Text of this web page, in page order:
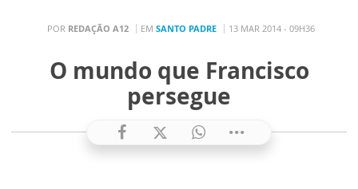
POR REDAÇÃO A12 EM SANTO PADRE 13 MAR 2014 - 09H36
O mundo que Francisco
persegue